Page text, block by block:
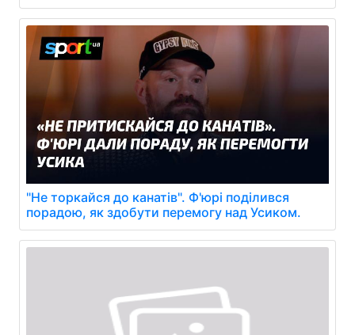
"Не торкайся до канатів". Ф'юрі поділився
порадою, як здобути перемогу над Усиком.